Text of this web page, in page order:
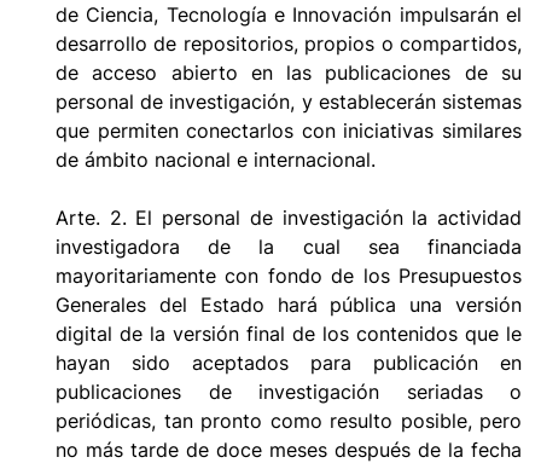
de Ciencia, Tecnología e Innovación impulsarán el
desarrollo de repositorios, propios o compartidos,
de acceso abierto en las publicaciones de su
personal de investigación, y establecerán sistemas
que permiten conectarlos con iniciativas similares
de ámbito nacional e internacional.
Arte. 2. El personal de investigación la actividad
investigadora de la cual sea financiada
mayoritariamente con fondo de los Presupuestos
Generales del Estado hará pública una versión
digital de la versión final de los contenidos que le
hayan sido aceptados para publicación en
publicaciones de investigación seriadas o
periódicas, tan pronto como resulto posible, pero
no más tarde de doce meses después de la fecha